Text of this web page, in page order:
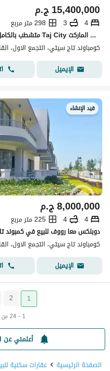
ج.م15,400,000
4
3
298 متر مربع
Duplex متشطب بالكامل ومفروش جاهز للاستلام Taj City بأقل سعلا في الماركت
كومباوند تاج سيتي، التجمع الاول،
الإيميل
قيد الإنشاء
ج.م8,000,000
4
4
225 متر مربع
كومباوند تاج سيتي، التجمع الاول،
الإيميل
1
2
1 - 24 من 231 عقار
أعلمني عن
الصفحة الرئيسية
عقارات سكنية